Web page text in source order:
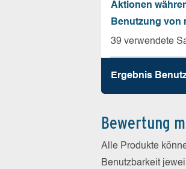
Aktionen
Benutzung von
39 verwendete
Ergebnis
Bewertung
Alle Produkte
Benutzbarkeit